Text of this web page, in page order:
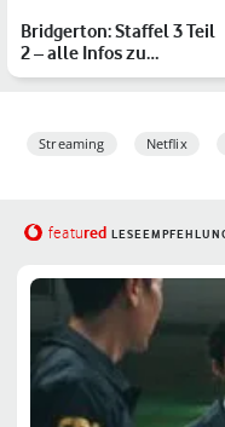
Bridgerton: Staffel 3 Teil
2 – alle Infos zu
Starttermin, Handlun…
Streaming Netflix
featured